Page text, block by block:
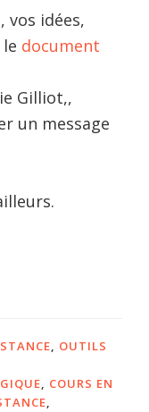
idées,
document
Gilliot,,
un message
, OUTILS
, COURS EN
,